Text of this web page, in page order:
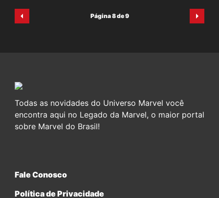
Página 8 de 9
Todas as novidades do Universo Marvel você
encontra aqui no Legado da Marvel, o maior portal
sobre Marvel do Brasil!
Fale Conosco
Política de Privacidade